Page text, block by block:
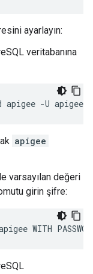
ayarlayın:
veritabanına
-U apigee
apigee
varsayılan değeri
girin şifre:
WITH